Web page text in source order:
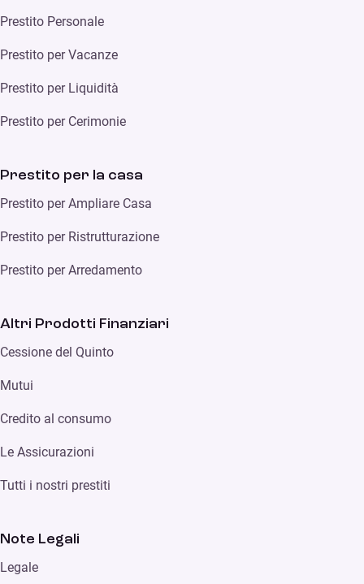
Prestito Personale
Prestito per Vacanze
Prestito per Liquidità
Prestito per Cerimonie
Prestito per la casa
Prestito per Ampliare Casa
Prestito per Ristrutturazione
Prestito per Arredamento
Altri Prodotti Finanziari
Cessione del Quinto
Mutui
Credito al consumo
Le Assicurazioni
Tutti i nostri prestiti
Note Legali
Legale